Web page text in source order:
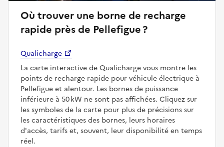
Où trouver une borne de recharge
rapide près de Pellefigue ?
Qualicharge
La carte interactive de Qualicharge vous montre les
points de recharge rapide pour véhicule électrique à
Pellefigue et alentour. Les bornes de puissance
inférieure à 50 kW ne sont pas affichées. Cliquez sur
les symboles de la carte pour plus de précisions sur
les caractéristiques des bornes, leurs horaires
d'accès, tarifs et, souvent, leur disponibilité en temps
réel.